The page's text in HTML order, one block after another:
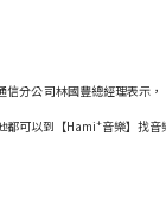
信分公司林國豐總經理表示
都可以到【Hami+音樂】找音